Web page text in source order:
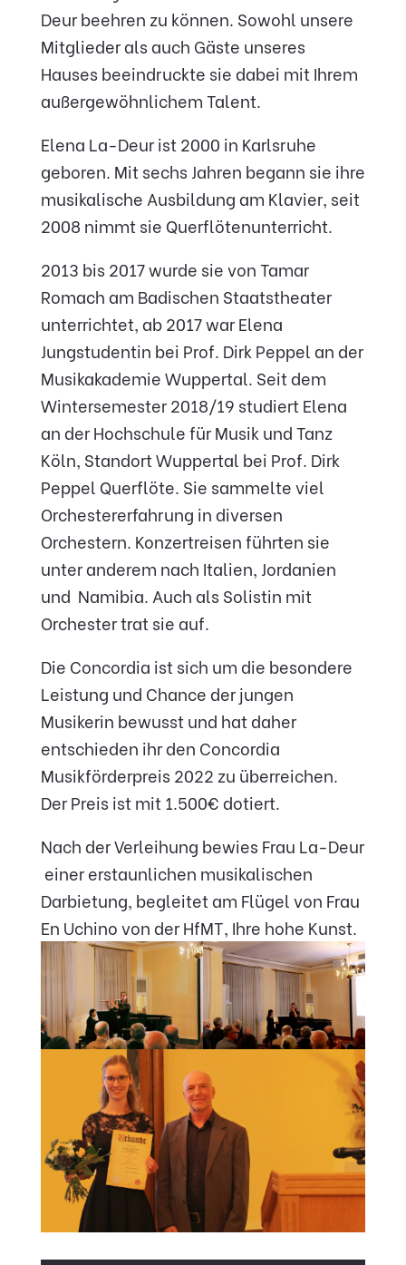
Deur beehren zu können. Sowohl unsere
Mitglieder als auch Gäste unseres
Hauses beeindruckte sie dabei mit Ihrem
außergewöhnlichem Talent.
Elena La-Deur ist 2000 in Karlsruhe
geboren. Mit sechs Jahren begann sie ihre
musikalische Ausbildung am Klavier, seit
2008 nimmt sie Querflötenunterricht.
2013 bis 2017 wurde sie von Tamar
Romach am Badischen Staatstheater
unterrichtet, ab 2017 war Elena
Jungstudentin bei Prof. Dirk Peppel an der
Musikakademie Wuppertal. Seit dem
Wintersemester 2018/19 studiert Elena
an der Hochschule für Musik und Tanz
Köln, Standort Wuppertal bei Prof. Dirk
Peppel Querflöte. Sie sammelte viel
Orchestererfahrung in diversen
Orchestern. Konzertreisen führten sie
unter anderem nach Italien, Jordanien
und Namibia. Auch als Solistin mit
Orchester trat sie auf.
Die Concordia ist sich um die besondere
Leistung und Chance der jungen
Musikerin bewusst und hat daher
entschieden ihr den Concordia
Musikförderpreis 2022 zu überreichen.
Der Preis ist mit 1.500€ dotiert.
Nach der Verleihung bewies Frau La-Deur
einer erstaunlichen musikalischen
Darbietung, begleitet am Flügel von Frau
En Uchino von der HfMT, Ihre hohe Kunst.